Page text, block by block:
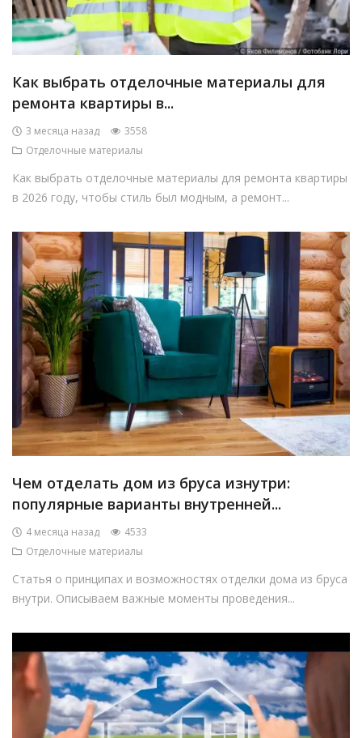
Как выбрать отделочные материалы для
ремонта квартиры в...
3 месяца назад
3558
Отделочные материалы
Как выбрать отделочные материалы для ремонта квартиры
в 2026 году, чтобы стиль был модным, а ремонт...
Чем отделать дом из бруса изнутри:
популярные варианты внутренней...
4 месяца назад
4533
Отделочные материалы
Статья о принципах и возможностях отделки дома из бруса
внутри. Описываем важные моменты проведения...